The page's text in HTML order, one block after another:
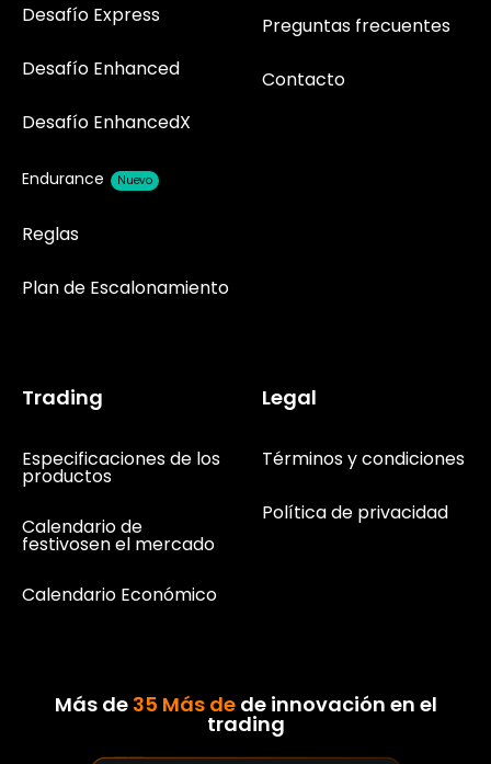
Desafío Express
Desafío Enhanced
Desafío EnhancedX
Endurance Nuevo
Reglas
Plan de Escalonamiento
Preguntas frecuentes
Contacto
Trading
Especificaciones de los
productos
Calendario de
festivosen el mercado
Calendario Económico
Legal
Términos y condiciones
Política de privacidad
Más de 35 Más de de innovación en el
trading